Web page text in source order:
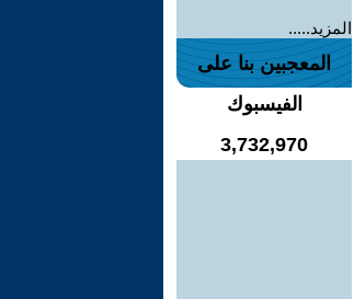
المزيد.....
المعجبين بنا على
الفيسبوك
3,732,970